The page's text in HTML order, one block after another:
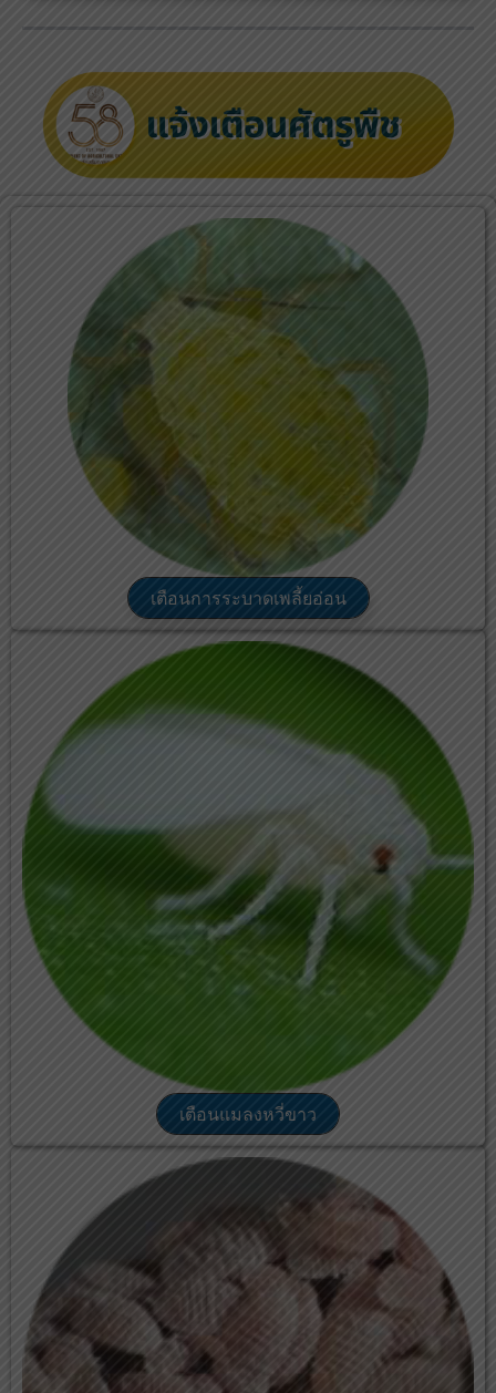
เตือนการระบาดเพลี้ยอ่อน
เตือนแมลงหวี่ขาว